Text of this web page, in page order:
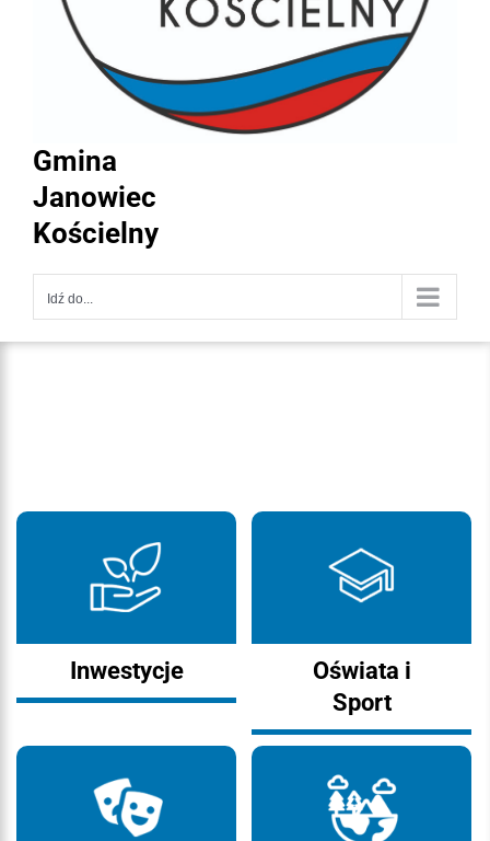
Gmina
Janowiec
Kościelny
Idź do...
Inwestycje
Oświata i
Sport